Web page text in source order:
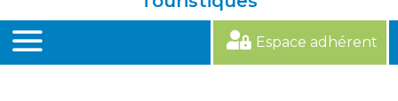
MENU
Espace adhérent